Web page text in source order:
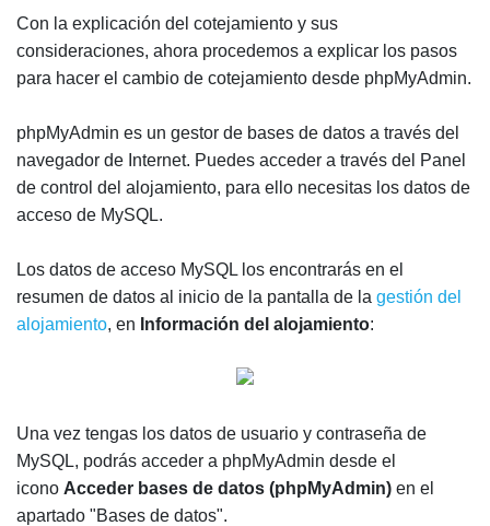
Con la explicación del cotejamiento y sus
consideraciones, ahora procedemos a explicar los pasos
para hacer el cambio de cotejamiento desde phpMyAdmin.
phpMyAdmin es un gestor de bases de datos a través del
navegador de Internet. Puedes acceder a través del Panel
de control del alojamiento, para ello necesitas los datos de
acceso de MySQL.
Los datos de acceso MySQL los encontrarás en el
resumen de datos al inicio de la pantalla de la gestión del
alojamiento, en Información del alojamiento:
Una vez tengas los datos de usuario y contraseña de
MySQL, podrás acceder a phpMyAdmin desde el
icono Acceder bases de datos (phpMyAdmin) en el
apartado "Bases de datos".